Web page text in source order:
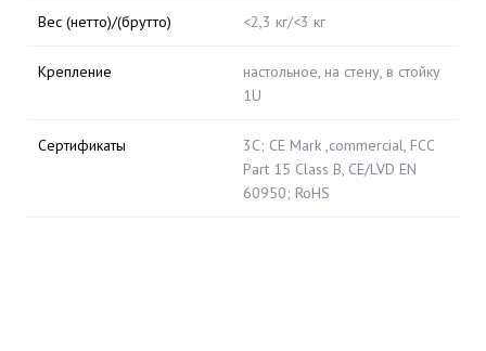
Вес (нетто)/(брутто) <2,3 кг/<3 кг
Крепление
настольное, на стену, в стойку
1U
Сертификаты
3С; CE Mark ,commercial, FCC
Part 15 Class B, CE/LVD EN
60950; RoHS